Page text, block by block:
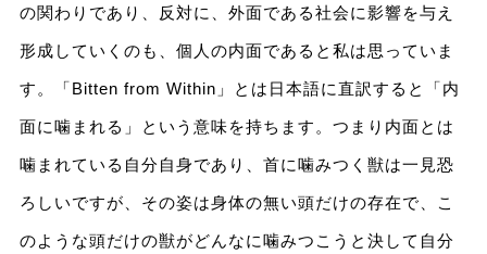
の関わりであり、反対に、外面である社会に影響を与え
形成していくのも、個人の内面であると私は思っていま
す。「Bitten from Within」とは日本語に直訳すると「内
面に噛まれる」という意味を持ちます。つまり内面とは
噛まれている自分自身であり、首に噛みつく獣は一見恐
ろしいですが、その姿は身体の無い頭だけの存在で、こ
のような頭だけの獣がどんなに噛みつこうと決して自分